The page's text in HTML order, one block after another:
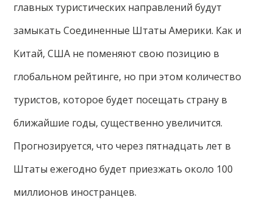
главных туристических направлений будут
замыкать Соединенные Штаты Америки. Как и
Китай, США не поменяют свою позицию в
глобальном рейтинге, но при этом количество
туристов, которое будет посещать страну в
ближайшие годы, существенно увеличится.
Прогнозируется, что через пятнадцать лет в
Штаты ежегодно будет приезжать около 100
миллионов иностранцев.